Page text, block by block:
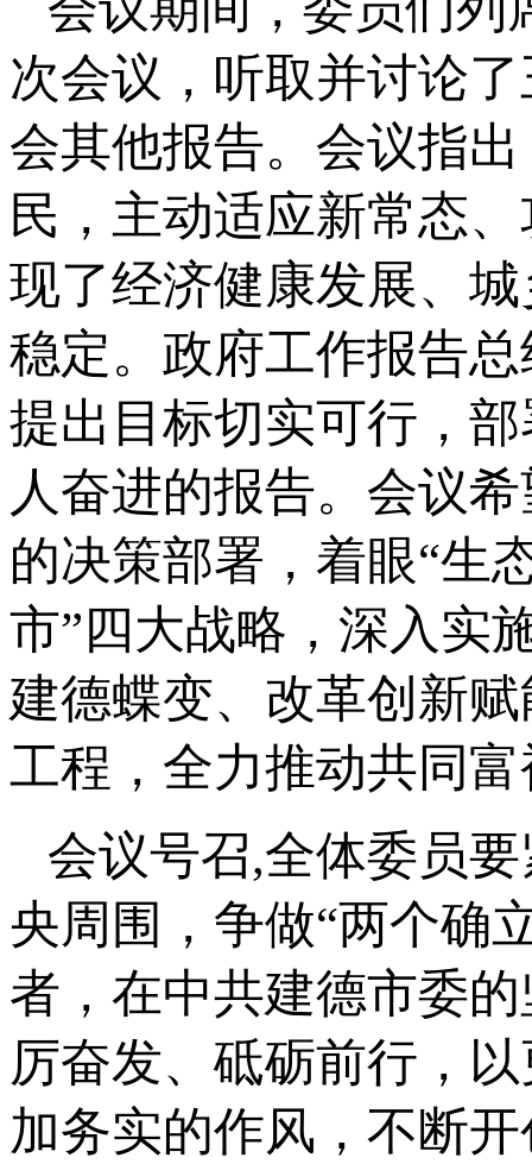
次会议，听取并讨论
会其他报告。会议指
民，主动适应新常态
现了经济健康发展、
稳定。政府工作报告
提出目标切实可行，
人奋进的报告。会议
的决策部署，着眼“生
市”四大战略，深入实
建德蝶变、改革创新
工程，全力推动共同
会议号召,全体委员
央周围，争做“两个确
者，在中共建德市委
厉奋发、砥砺前行，
加务实的作风，不断